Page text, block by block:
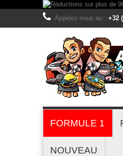
Appelez-nous au : +32
FORMULE 1
NOUVEAU